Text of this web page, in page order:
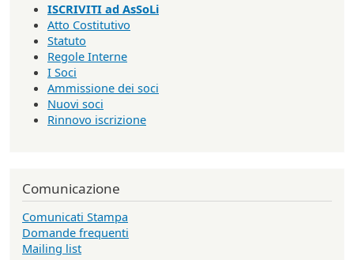
ISCRIVITI ad AsSoLi
Atto Costitutivo
Statuto
Regole Interne
I Soci
Ammissione dei soci
Nuovi soci
Rinnovo iscrizione
Comunicazione
Comunicati Stampa
Domande frequenti
Mailing list